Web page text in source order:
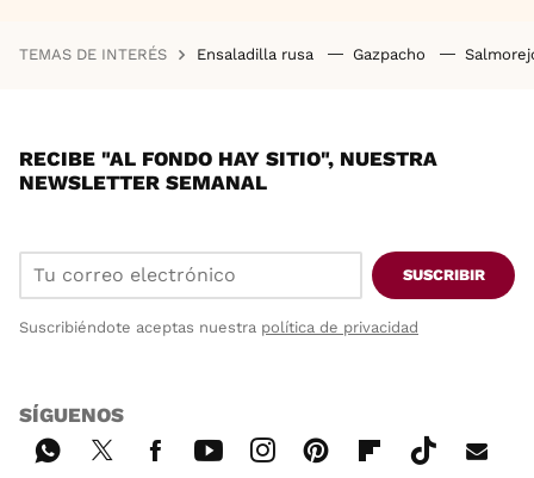
TEMAS DE INTERÉS Ensaladilla rusa Gazpacho
RECIBE "AL FONDO HAY SITIO", NUESTRA
NEWSLETTER SEMANAL
SUSCRIBIR
Suscribiéndote aceptas nuestra política de privacidad
SÍGUENOS